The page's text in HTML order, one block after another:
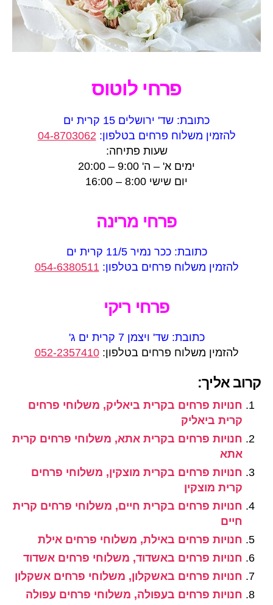
פרחי לוטוס
כתובת: שד' ירושלים 15 קרית ים
להזמין משלוח פרחים בטלפון:04-8703062
שעות פתיחה:
ימים א' – ה' 9:00 – 20:00
יום שישי 8:00 – 16:00
פרחי מרינה
כתובת: ככר נמיר 11/5 קרית ים
להזמין משלוח פרחים בטלפון:054-6380511
פרחי ריקי
כתובת: שד' ויצמן 7 קרית ים ג'
להזמין משלוח פרחים בטלפון:052-2357410
קרוב אליך:
חנויות פרחים בקרית ביאליק, משלוחי פרחים
קרית ביאליק
חנויות פרחים בקרית אתא, משלוחי פרחים קרית
אתא
חנויות פרחים בקרית מוצקין, משלוחי פרחים
קרית מוצקין
חנויות פרחים בקרית חיים, משלוחי פרחים קרית
חיים
חנויות פרחים באילת, משלוחי פרחים אילת
חנויות פרחים באשדוד, משלוחי פרחים אשדוד
חנויות פרחים באשקלון, משלוחי פרחים אשקלון
חנויות פרחים בעפולה, משלוחי פרחים עפולה